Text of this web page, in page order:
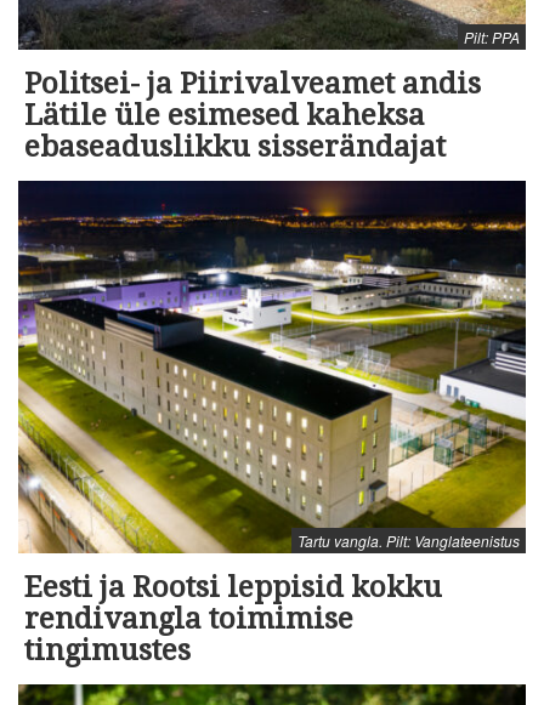
Pilt: PPA
Politsei- ja Piirivalveamet andis
Lätile üle esimesed kaheksa
ebaseaduslikku sisserändajat
Tartu vangla. Pilt: Vanglateenistus
Eesti ja Rootsi leppisid kokku
rendivangla toimimise
tingimustes